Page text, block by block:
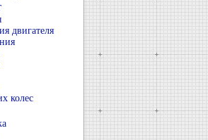
двигателя
колес